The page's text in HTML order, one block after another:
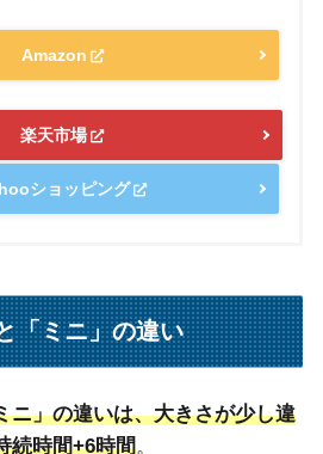
Amazon
楽天市場
ショッピング
「ミニ」の違い
ニ」の違いは、大きさが少し違
続時間+6時間。